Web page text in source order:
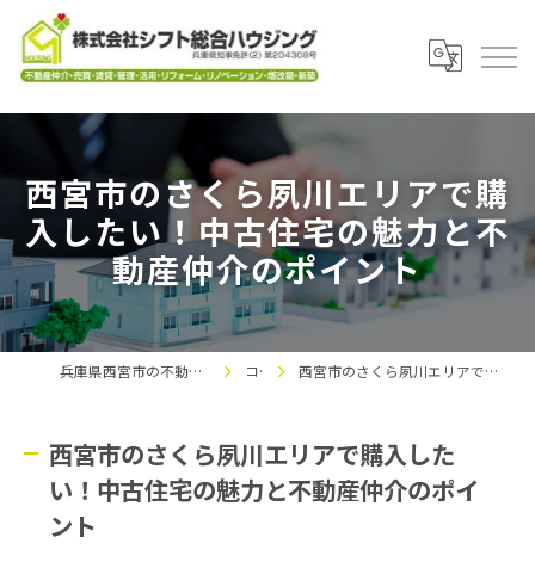
西宮市のさくら夙川エリアで購
入したい！中古住宅の魅力と不
動産仲介のポイント
兵庫県西宮市の不動産なら株式会社シフト総合ハウジング コラム 西宮市のさくら夙川エリアで購入したい！中古住宅の魅力と不動産仲介のポイント
西宮市のさくら夙川エリアで購入した
い！中古住宅の魅力と不動産仲介のポイ
ント